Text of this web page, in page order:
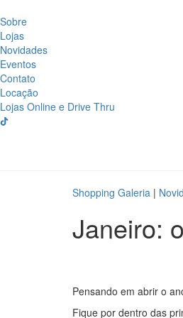
Sobre
Lojas
Novidades
Eventos
Contato
Locação
Lojas Online e Drive Thru
Shopping Galeria |
Janeiro:
Pensando em abrir o
Fique por dentro das